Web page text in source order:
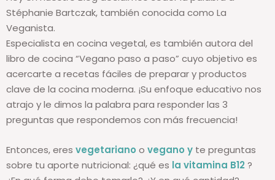
Hoy en nuestro Blog decidimos ceder la palabra a
Stéphanie Bartczak, también conocida como La
Veganista.
Especialista en cocina vegetal, es también autora del
libro de cocina “Vegano paso a paso” cuyo objetivo es
acercarte a recetas fáciles de preparar y productos
clave de la cocina moderna. ¡Su enfoque educativo nos
atrajo y le dimos la palabra para responder las 3
preguntas que respondemos con más frecuencia!
Entonces, eres vegetariano veganoyte preguntas
sobre tu aporte nutricional: ¿qué es
la vitamina B12